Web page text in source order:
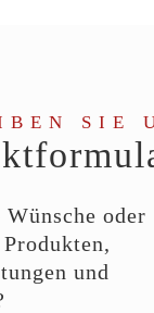
SIE
Wünsche oder
und